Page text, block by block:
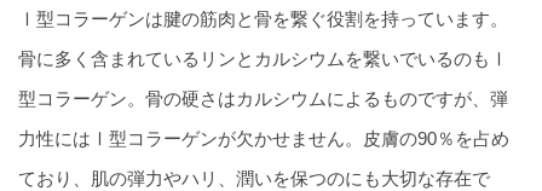
Ⅰ型コラーゲンは腱の筋肉と骨を繋ぐ役割を持っています。
骨に多く含まれているリンとカルシウムを繋いでいるのもⅠ
型コラーゲン。骨の硬さはカルシウムによるものですが、弾
力性にはⅠ型コラーゲンが欠かせません。皮膚の90％を占め
ており、肌の弾力やハリ、潤いを保つのにも大切な存在で